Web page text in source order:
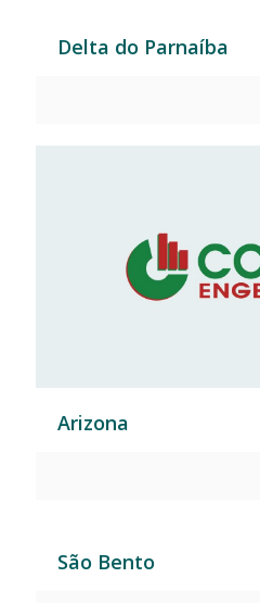
Delta do Parnaíba
Arizona
São Bento